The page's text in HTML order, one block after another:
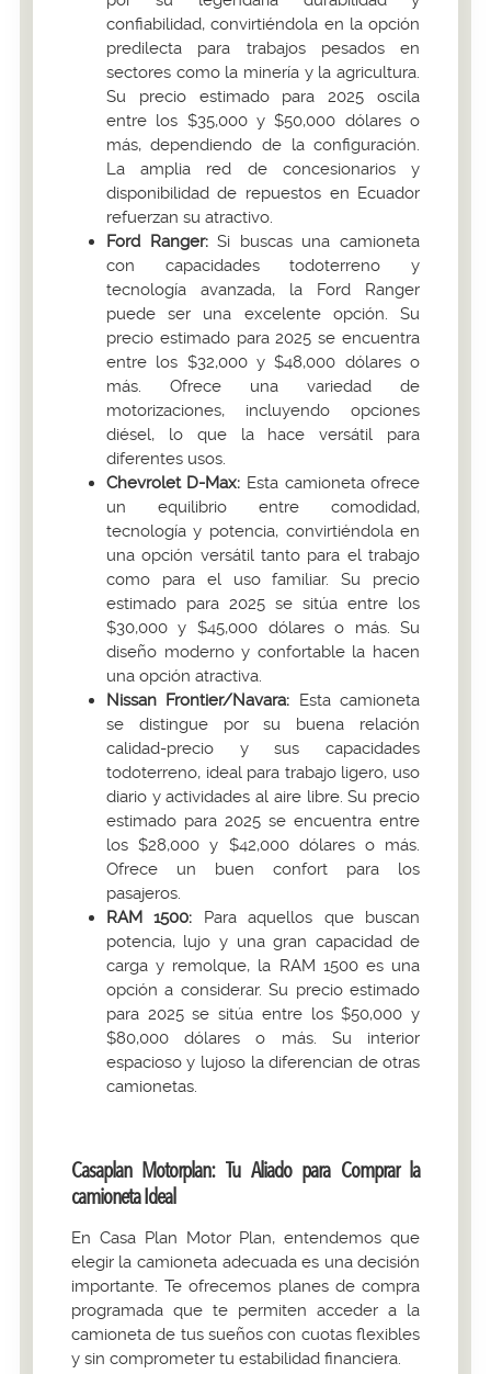
confiabilidad, convirtiéndola en la opción
predilecta para trabajos pesados en
sectores como la minería y la agricultura.
Su precio estimado para 2025 oscila
entre los $35,000 y $50,000 dólares o
más, dependiendo de la configuración.
La amplia red de concesionarios y
disponibilidad de repuestos en Ecuador
refuerzan su atractivo.
Ford Ranger:Si buscas una camioneta
con capacidades todoterreno y
tecnología avanzada, la Ford Ranger
puede ser una excelente opción. Su
precio estimado para 2025 se encuentra
entre los $32,000 y $48,000 dólares o
más. Ofrece una variedad de
motorizaciones, incluyendo opciones
diésel, lo que la hace versátil para
diferentes usos.
Chevrolet D-Max: Esta camioneta ofrece
un equilibrio entre comodidad,
tecnología y potencia, convirtiéndola en
una opción versátil tanto para el trabajo
como para el uso familiar. Su precio
estimado para 2025 se sitúa entre los
$30,000 y $45,000 dólares o más. Su
diseño moderno y confortable la hacen
una opción atractiva.
Nissan Frontier/Navara: Esta camioneta
se distingue por su buena relación
calidad-precio y sus capacidades
todoterreno, ideal para trabajo ligero, uso
diario y actividades al aire libre. Su precio
estimado para 2025 se encuentra entre
los $28,000 y $42,000 dólares o más.
Ofrece un buen confort para los
pasajeros.
RAM 1500: Para aquellos que buscan
potencia, lujo y una gran capacidad de
carga y remolque, la RAM 1500 es una
opción a considerar. Su precio estimado
para 2025 se sitúa entre los $50,000 y
$80,000 dólares o más. Su interior
espacioso y lujoso la diferencian de otras
camionetas.
Casaplan Motorplan: Tu Aliado para Comprar la
camioneta Ideal
En Casa Plan Motor Plan, entendemos que
elegir la camioneta adecuada es una decisión
importante. Te ofrecemos planes de compra
programada que te permiten acceder a la
camioneta de tus sueños con cuotas flexibles
y sin comprometer tu estabilidad financiera.